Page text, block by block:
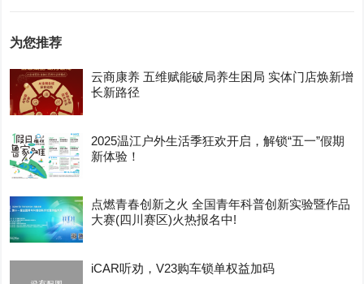
为您推荐
云商康养 五维赋能破局养生困局 实体门店焕新增
长新路径
2025温江户外生活季狂欢开启，解锁“五一”假期
新体验！
点燃青春创新之火 全国青年科普创新实验暨作品
大赛(四川赛区)火热报名中!
iCAR听劝，V23购车锁单权益加码